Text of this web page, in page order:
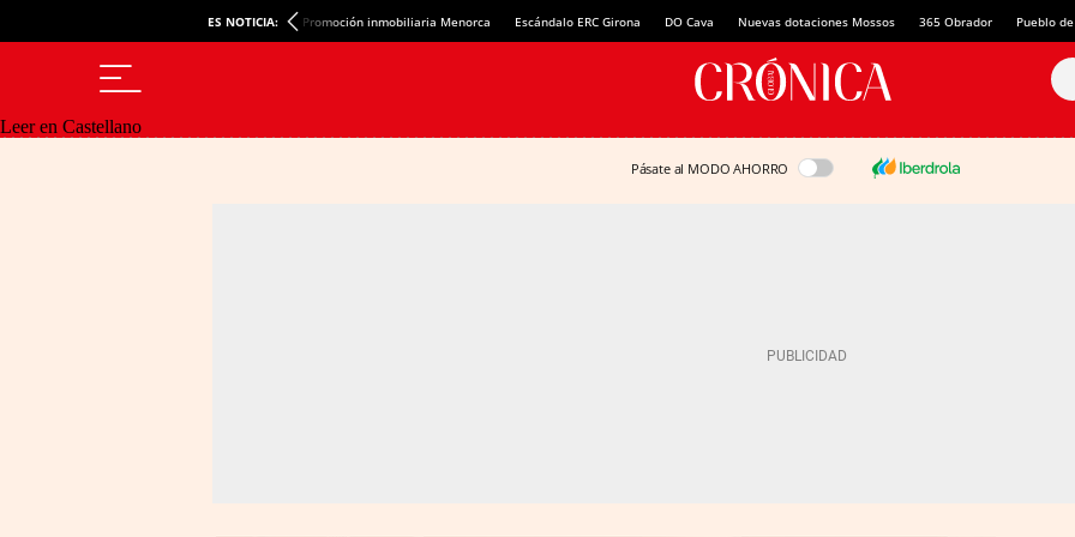
ES NOTICIA: Promoción inmobiliaria Menorca Escándalo ERC Girona DO Cava Nuevas dotaciones Mossos 365 Obrador Pueblo
Leer en Castellano
Pásate al MODO AHORRO